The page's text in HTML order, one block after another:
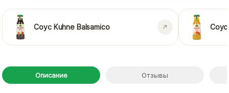
Соус Kuhne Balsamico Соус
Описание Отзывы